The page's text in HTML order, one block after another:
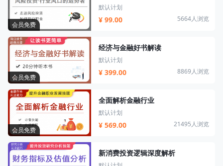
会员免费
默认计划
¥ 99.00 5664人浏览
会员免费
经济与金融好书解读
默认计划
¥ 399.00 8869人浏览
会员免费
全面解析金融行业
默认计划
¥ 569.00 21495人浏览
新消费投资逻辑深度解析